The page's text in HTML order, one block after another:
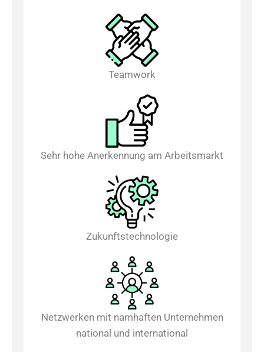
Teamwork
Sehr hohe Anerkennung am Arbeitsmarkt
Zukunftstechnologie
Netzwerken mit namhaften Unternehmen
national und international